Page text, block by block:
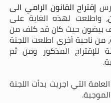
إقتراح القانون الرامي الى
، واطلعت لهذه الغاية على
بيضون حيث كان قد كلف من
من ناحية أخرى اطلعت اللجنة
للإقتراح المذكور ومن ثم
التي اجريت بدأت اللجنة